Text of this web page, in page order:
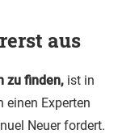
aus
zu finden, ist in
einen Experten
Neuer fordert.